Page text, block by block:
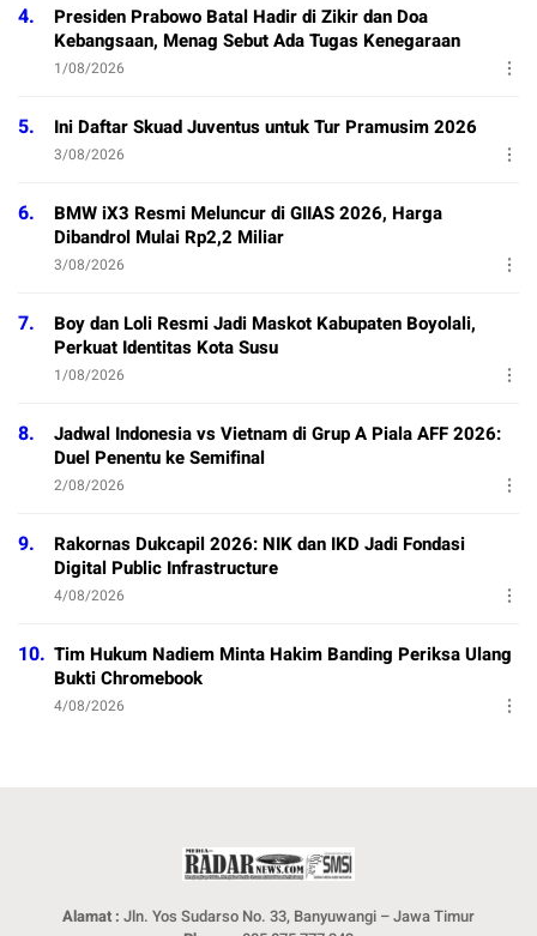
4.
Presiden Prabowo Batal Hadir di Zikir dan Doa
Kebangsaan, Menag Sebut Ada Tugas Kenegaraan
1/08/2026
5. Ini Daftar Skuad Juventus untuk Tur Pramusim 2026
3/08/2026
6.
BMW iX3 Resmi Meluncur di GIIAS 2026, Harga
Dibandrol Mulai Rp2,2 Miliar
3/08/2026
7.
Boy dan Loli Resmi Jadi Maskot Kabupaten Boyolali,
Perkuat Identitas Kota Susu
1/08/2026
8.
Jadwal Indonesia vs Vietnam di Grup A Piala AFF 2026:
Duel Penentu ke Semifinal
2/08/2026
9.
Rakornas Dukcapil 2026: NIK dan IKD Jadi Fondasi
Digital Public Infrastructure
4/08/2026
10. Tim Hukum Nadiem Minta Hakim Banding Periksa Ulang
Bukti Chromebook
4/08/2026
Alamat : Jln. Yos Sudarso No. 33, Banyuwangi – Jawa Timur